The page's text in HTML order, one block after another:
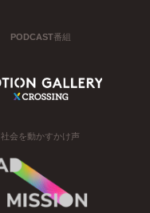
PODCAST番組
社会を動かすかけ声